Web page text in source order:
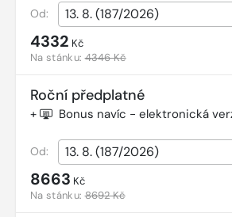
Od:
4332 Kč
Na stánku:4346 Kč
Roční předplatné
+ Bonus navíc - elektronická
Od:
8663 Kč
Na stánku:8692 Kč